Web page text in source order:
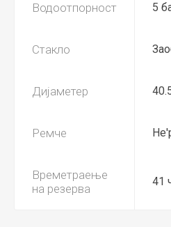
Водоотпорност 5
Стакло
Дијаметер
Ремче
Времетраење
на резерва
41